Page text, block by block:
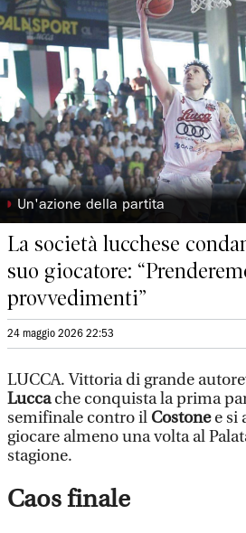
◗ Un'azione della partita
La società lucchese
suo giocatore:
provvedimenti”
24 maggio 2026 22:53
LUCCA. Vittoria di grande
Luccache conquista la prima
semifinale contro il Costonee si
giocare almeno una volta al
stagione.
Caos finale